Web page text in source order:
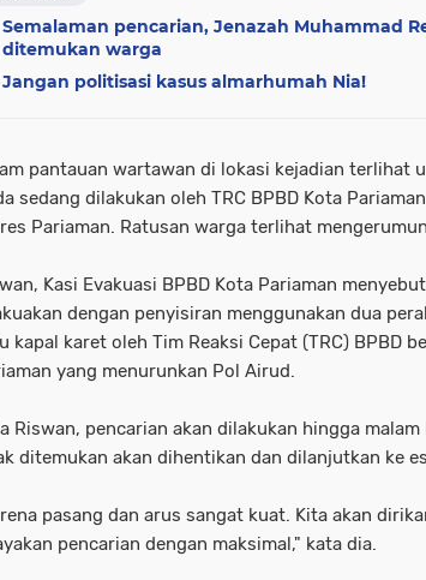
Semalaman pencarian, Jenazah Muhammad
ditemukan warga
Jangan politisasi kasus almarhumah Nia!
pantauan wartawan di lokasi kejadian terlihat
sedang dilakukan oleh TRC BPBD Kota
Pariaman. Ratusan warga terlihat
Kasi Evakuasi BPBD Kota Pariaman
dengan penyisiran menggunakan dua
kapal karet oleh Tim Reaksi Cepat (TRC) BPBD
yang menurunkan Pol Airud.
Riswan, pencarian akan dilakukan hingga
ditemukan akan dihentikan dan dilanjutkan ke
pasang dan arus sangat kuat. Kita akan
pencarian dengan maksimal," kata dia.